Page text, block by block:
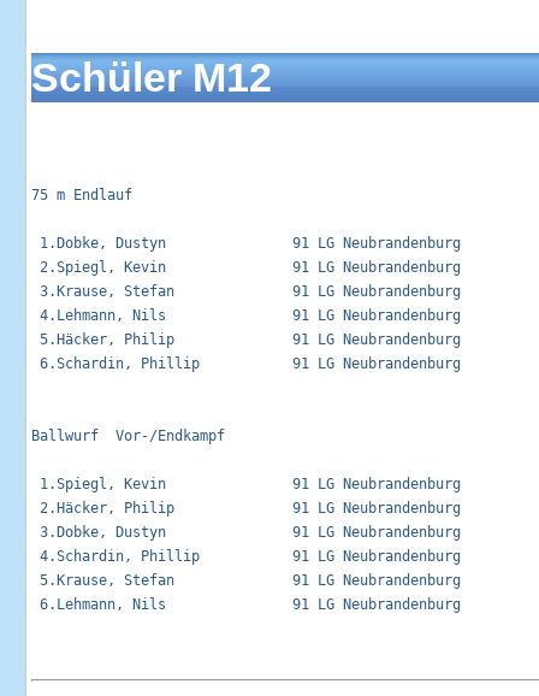
Schüler M12
75 m Endlauf
1.Dobke, Dustyn               91 LG Neubrandenburg
2.Spiegl, Kevin               91 LG Neubrandenburg
3.Krause, Stefan              91 LG Neubrandenburg
4.Lehmann, Nils               91 LG Neubrandenburg
5.Häcker, Philip              91 LG Neubrandenburg
6.Schardin, Phillip           91 LG Neubrandenburg
Ballwurf  Vor-/Endkampf
1.Spiegl, Kevin               91 LG Neubrandenburg
2.Häcker, Philip              91 LG Neubrandenburg
3.Dobke, Dustyn               91 LG Neubrandenburg
4.Schardin, Phillip           91 LG Neubrandenburg
5.Krause, Stefan              91 LG Neubrandenburg
6.Lehmann, Nils               91 LG Neubrandenburg